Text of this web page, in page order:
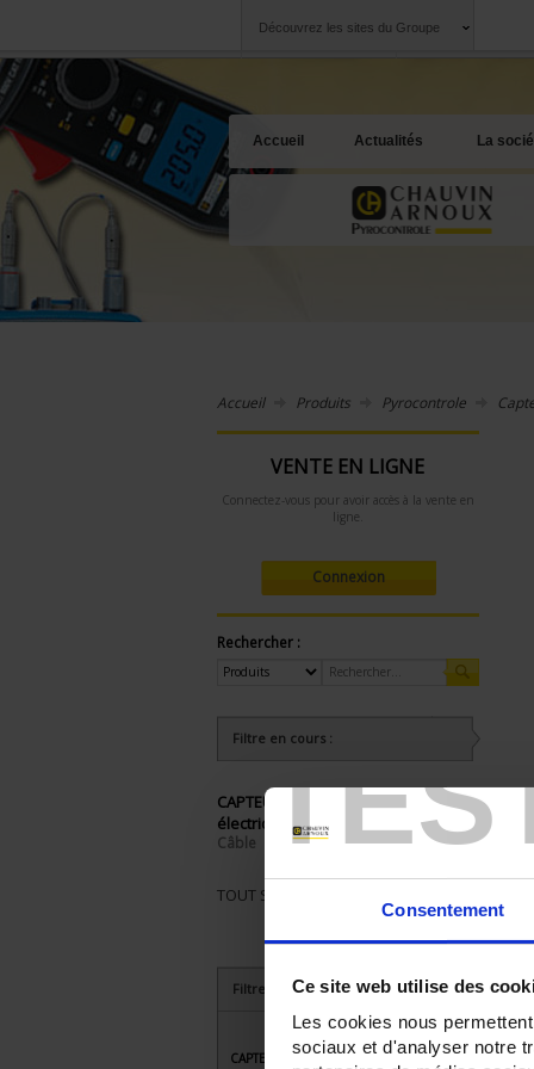
Consentement
Ce site web utilise des
Les cookies nous
sociaux et d'analyser notre
Découvrez les sites du Groupe
Accueil Actualités La
Accueil Produits Pyrocontrole
VENTE EN LIGNE
Connectez-vous pour avoir accès à la vente en
ligne.
Connexion
Rechercher :
Filtre en cours :
CAPTEURS - raccordement
électrique:
Câble
TOUT SUPPRIMER
Filtrer les produits par critères
CAPTEURS - applications